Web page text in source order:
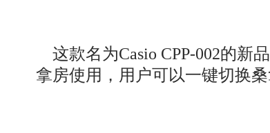
这款名为Casio CPP-002的新
拿房使用，用户可以一键切换